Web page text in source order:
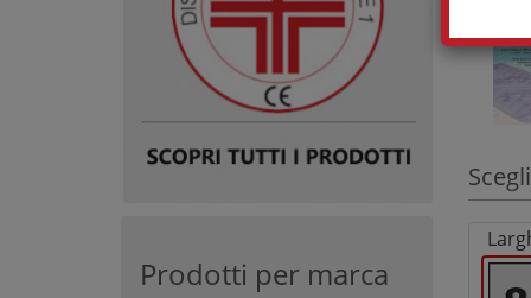
Prodotti per marca